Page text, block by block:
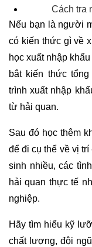
Cách tra
Nếu bạn là người
có kiến thức gì về
học xuất nhập
bắt kiến thức
trình xuất nhập
từ hải quan.
Sau đó học thêm
để đi cụ thể về vị
sinh nhiều, các
hải quan thực tế
nghiệp.
Hãy tìm hiểu kỹ
chất lượng, đội